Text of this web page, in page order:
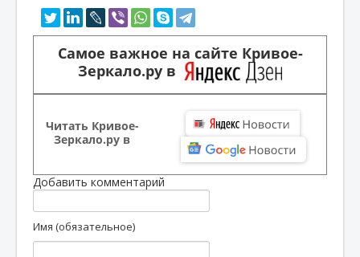
Самое важное на сайте Кривое-
Зеркало.ру в
Читать Кривое-
Зеркало.ру в
Добавить комментарий
Имя (обязательное)